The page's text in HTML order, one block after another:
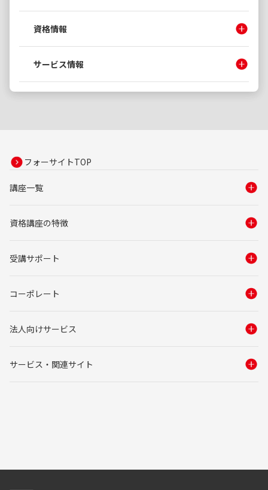
資格情報
サービス情報
フォーサイトTOP
講座一覧
資格講座の特徴
受講サポート
コーポレート
法人向けサービス
サービス・関連サイト